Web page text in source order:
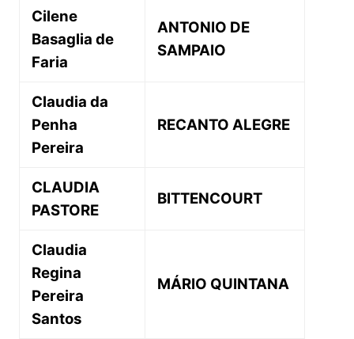
Cilene
Basaglia de
Faria
ANTONIO DE
SAMPAIO
Claudia da
Penha
Pereira
RECANTO ALEGRE
CLAUDIA
PASTORE
BITTENCOURT
Claudia
Regina
Pereira
Santos
MÁRIO QUINTANA